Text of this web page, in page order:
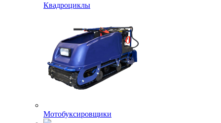
Квадроциклы
Мотобуксировщики